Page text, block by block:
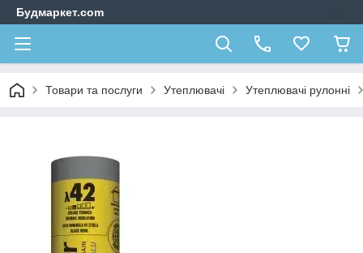
Будмаркет.com
Товари та послуги Утеплювачі Утеплювачі рулонні